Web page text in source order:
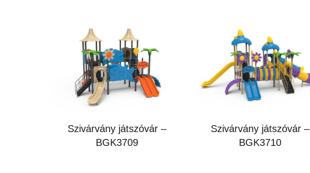
Szivárvány játszóvár –
BGK3709
Szivárvány játszóvár –
BGK3710